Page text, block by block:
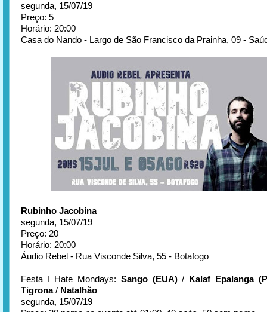
segunda, 15/07/19
Preço: 5
Horário: 20:00
Casa do Nando - Largo de São Francisco da Prainha, 09 -
Rubinho Jacobina
segunda, 15/07/19
Preço: 20
Horário: 20:00
Áudio Rebel - Rua Visconde Silva, 55 - Botafogo
Festa I Hate Mondays: Sango (EUA)/ Kalaf Epalanga
Tigrona/ Natalhão
segunda, 15/07/19